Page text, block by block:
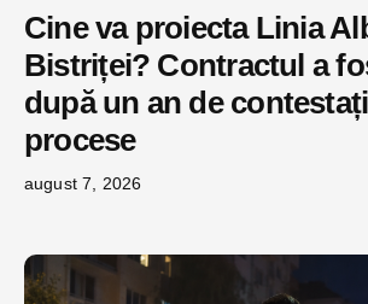
Cine va proiecta Linia
Bistriței? Contractul a
după un an de
procese
august 7, 2026